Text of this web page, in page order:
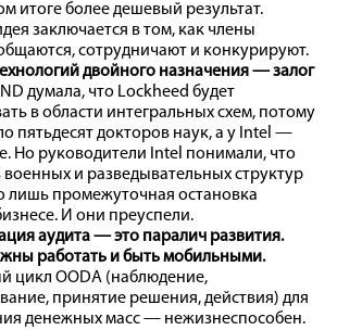
итоге более дешевый результат.
заключается в том, как члены
сотрудничают и конкурируют.
двой­ного назначения — залог
думала, что Lockheed будет
в области интегральных схем, потому
пятьдесят докторов наук, а у Intel —
Но руководители Intel понимали, что
военных и разведывательных структур
лишь промежуточная остановка
И они преуспели.
аудита — это паралич развития.
работать и быть мобильными.
цикл OODA (наблюдение,
принятие решения, действия) для
денежных масс — нежизнеспособен.